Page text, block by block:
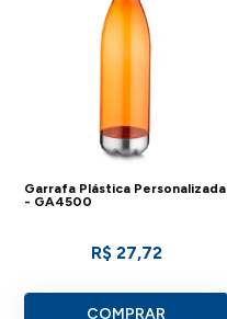
Garrafa Plástica Personalizada
- GA4500
R$ 27,72
COMPRAR